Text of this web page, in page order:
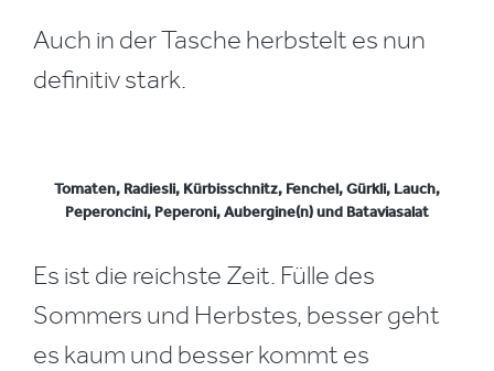
Auch in der Tasche herbstelt es nun
definitiv stark.
Tomaten, Radiesli, Kürbisschnitz, Fenchel, Gürkli, Lauch,
Peperoncini, Peperoni, Aubergine(n) und Bataviasalat
Es ist die reichste Zeit. Fülle des
Sommers und Herbstes, besser geht
es kaum und besser kommt es